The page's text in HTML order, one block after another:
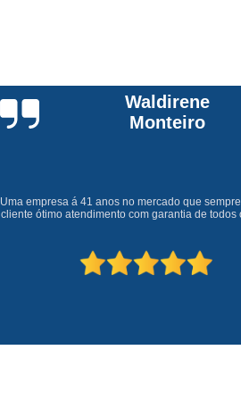
Assistencia Tecnica
Conserto de
Conserto
Conserto Maquina
Claúdia
Andrullis
telefônico (q hj infelizmente é um problema), e a
técnico Sr Henrique na solução do problema da
seca q minha família não vive mais sem.